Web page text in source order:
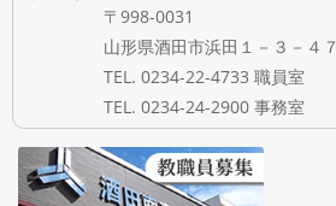
〒998-0031
山形県酒田市浜田１－３－４７
TEL. 0234-22-4733 職員室
TEL. 0234-24-2900 事務室